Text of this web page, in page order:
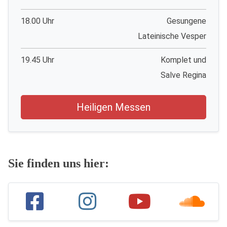
18.00 Uhr
Gesungene
Lateinische Vesper
19.45 Uhr
Komplet und
Salve Regina
Heiligen Messen
Sie finden uns hier: